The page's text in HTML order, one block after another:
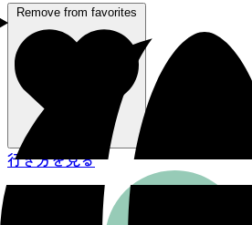
Remove from favorites
行き方を見る